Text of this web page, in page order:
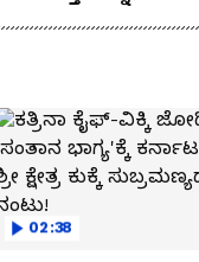
02:38